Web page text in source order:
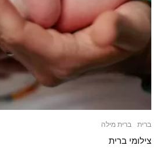
ברית ברית מילה
צילומי ברית